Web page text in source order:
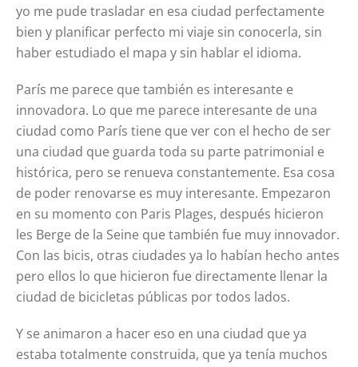
yo me pude trasladar en esa ciudad perfectamente
bien y planificar perfecto mi viaje sin conocerla, sin
haber estudiado el mapa y sin hablar el idioma.
París me parece que también es interesante e
innovadora. Lo que me parece interesante de una
ciudad como París tiene que ver con el hecho de ser
una ciudad que guarda toda su parte patrimonial e
histórica, pero se renueva constantemente. Esa cosa
de poder renovarse es muy interesante. Empezaron
en su momento con Paris Plages, después hicieron
les Berge de la Seine que también fue muy innovador.
Con las bicis, otras ciudades ya lo habían hecho antes
pero ellos lo que hicieron fue directamente llenar la
ciudad de bicicletas públicas por todos lados.
Y se animaron a hacer eso en una ciudad que ya
estaba totalmente construida, que ya tenía muchos